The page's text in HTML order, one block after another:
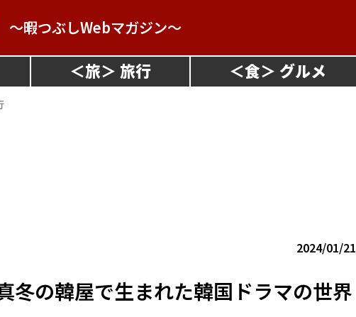
～暇つぶしWebマガジン～
＜旅＞ ＜食＞
2024/01/21
冬の韓屋で生まれた韓国ドラマの世界